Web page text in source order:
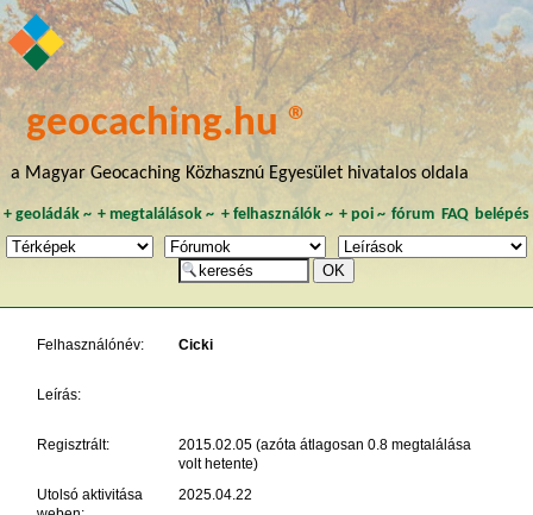
geocaching.hu ®
a Magyar Geocaching Közhasznú Egyesület hivatalos oldala
+ geoládák~ +megtalálások ~ + felhasználók~ + poi~ fórum FAQ belépés
Felhasználónév: Cicki
Leírás:
Regisztrált:
2015.02.05 (azóta átlagosan 0.8 megtalálása
volt hetente)
Utolsó aktivitása
2025.04.22